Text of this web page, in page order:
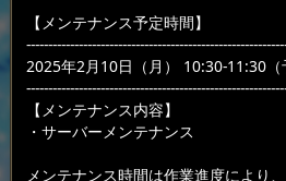
【メンテナンス予定時間】
2025年2月10日（月） 10:30-11:30（
【メンテナンス内容】
・サーバーメンテナンス
メンテナンス時間は作業進度により